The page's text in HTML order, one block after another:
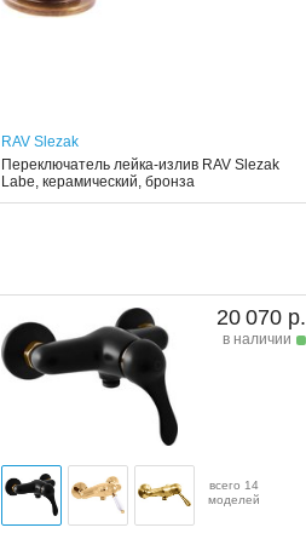
RAV Slezak
Переключатель лейка-излив RAV Slezak
Labe, керамический, бронза
20 070 р.
в наличии
всего 14
моделей